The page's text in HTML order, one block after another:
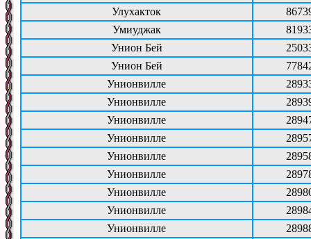
Улухакток
Умиуджак
Унион Бей
Унион Бей
Унионвилле
Унионвилле
Унионвилле
Унионвилле
Унионвилле
Унионвилле
Унионвилле
Унионвилле
Унионвилле